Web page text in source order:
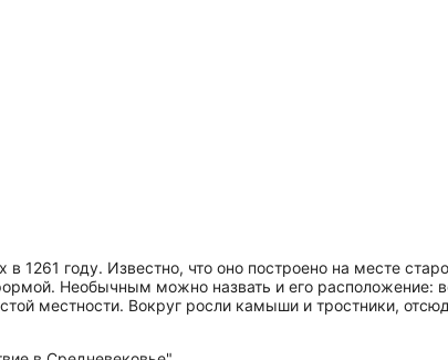
1261 году. Известно, что оно построено на месте
Необычным можно назвать и его расположение:
местности. Вокруг росли камыши и тростники,